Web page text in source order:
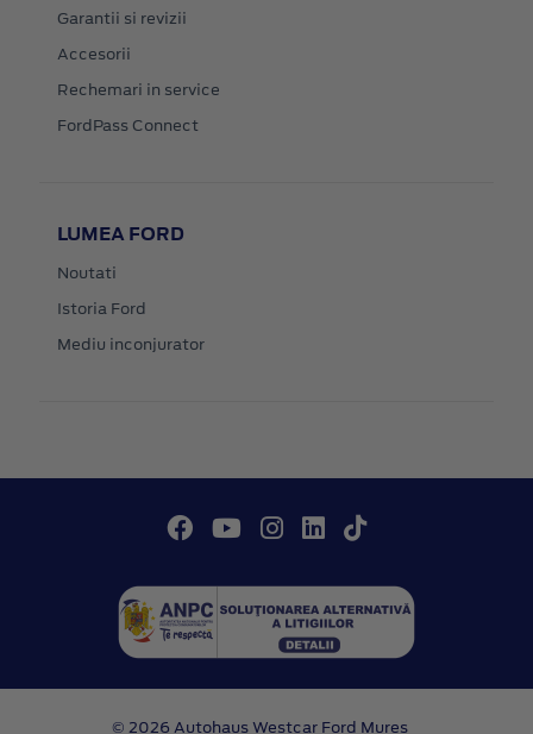
Garantii si revizii
Accesorii
Rechemari in service
FordPass Connect
LUMEA FORD
Noutati
Istoria Ford
Mediu inconjurator
© 2026 Autohaus Westcar Ford Mures